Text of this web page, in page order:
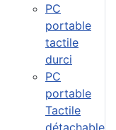
PC
portable
tactile
durci
PC
portable
Tactile
détachable